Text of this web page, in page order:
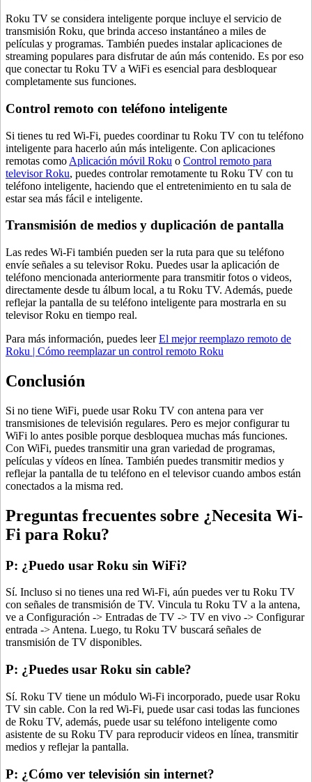
Roku TV se considera inteligente porque incluye el servicio de
transmisión Roku, que brinda acceso instantáneo a miles de
películas y programas. También puedes instalar aplicaciones de
streaming populares para disfrutar de aún más contenido. Es por eso
que conectar tu Roku TV a WiFi es esencial para desbloquear
completamente sus funciones.
Control remoto con teléfono inteligente
Si tienes tu red Wi-Fi, puedes coordinar tu Roku TV con tu teléfono
inteligente para hacerlo aún más inteligente. Con aplicaciones
remotas como Aplicación móvil Roku o Control remoto para
televisor Roku, puedes controlar remotamente tu Roku TV con tu
teléfono inteligente, haciendo que el entretenimiento en tu sala de
estar sea más fácil e inteligente.
Transmisión de medios y duplicación de pantalla
Las redes Wi-Fi también pueden ser la ruta para que su teléfono
envíe señales a su televisor Roku. Puedes usar la aplicación de
teléfono mencionada anteriormente para transmitir fotos o videos,
directamente desde tu álbum local, a tu Roku TV. Además, puede
reflejar la pantalla de su teléfono inteligente para mostrarla en su
televisor Roku en tiempo real.
Para más información, puedes leerEl mejor reemplazo remoto de
Roku | Cómo reemplazar un control remoto Roku
Conclusión
Si no tiene WiFi, puede usar Roku TV con antena para ver
transmisiones de televisión regulares. Pero es mejor configurar tu
WiFi lo antes posible porque desbloquea muchas más funciones.
Con WiFi, puedes transmitir una gran variedad de programas,
películas y vídeos en línea. También puedes transmitir medios y
reflejar la pantalla de tu teléfono en el televisor cuando ambos están
conectados a la misma red.
Preguntas frecuentes sobre ¿Necesita Wi-
Fi para Roku?
P: ¿Puedo usar Roku sin WiFi?
Sí. Incluso si no tienes una red Wi-Fi, aún puedes ver tu Roku TV
con señales de transmisión de TV. Vincula tu Roku TV a la antena,
ve a Configuración -> Entradas de TV -> TV en vivo -> Configurar
entrada -> Antena. Luego, tu Roku TV buscará señales de
transmisión de TV disponibles.
P: ¿Puedes usar Roku sin cable?
Sí. Roku TV tiene un módulo Wi-Fi incorporado, puede usar Roku
TV sin cable. Con la red Wi-Fi, puede usar casi todas las funciones
de Roku TV, además, puede usar su teléfono inteligente como
asistente de su Roku TV para reproducir videos en línea, transmitir
medios y reflejar la pantalla.
P: ¿Cómo ver televisión sin internet?